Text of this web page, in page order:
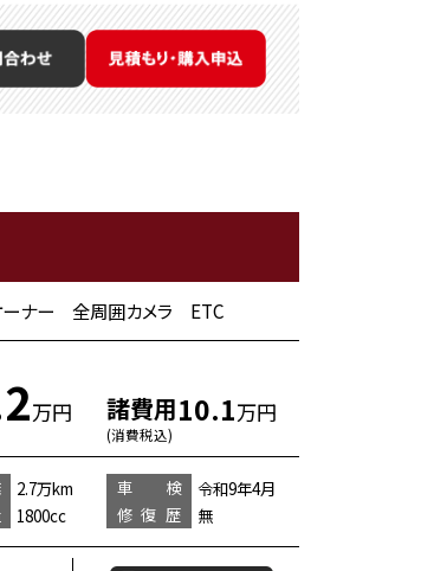
オーナー 全周囲カメラ ETC
万円 諸費用
(消費税込)
10.1万円
2.7万km 車 検
令和9年4月
1800cc 修復歴 無